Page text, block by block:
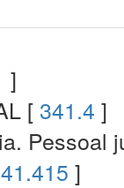
]
[ 341.4 ]
Pessoal
]